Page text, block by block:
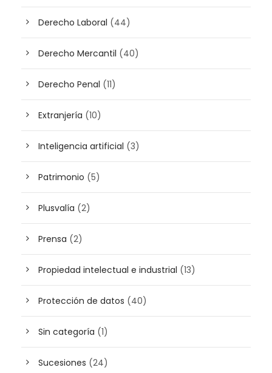
Derecho Laboral (44)
Derecho Mercantil (40)
Derecho Penal (11)
Extranjería (10)
Inteligencia artificial (3)
Patrimonio (5)
Plusvalía (2)
Prensa (2)
Propiedad intelectual e industrial (13)
Protección de datos (40)
Sin categoría (1)
Sucesiones (24)